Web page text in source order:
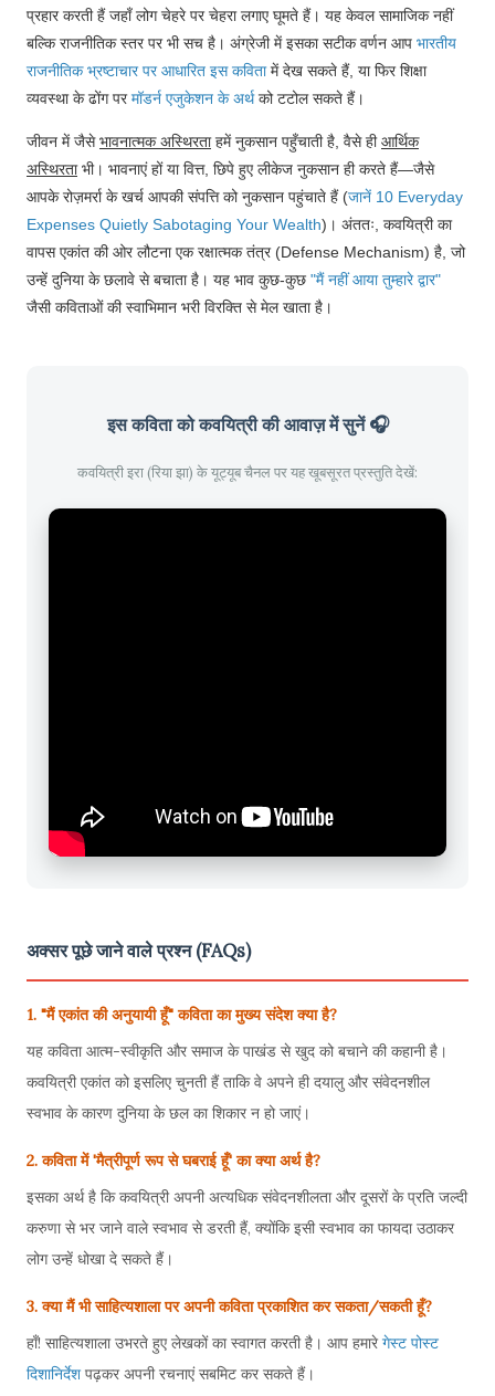
प्रहार करती हैं जहाँ लोग चेहरे पर चेहरा लगाए घूमते हैं। यह केवल सामाजिक नहीं
बल्कि राजनीतिक स्तर पर भी सच है। अंग्रेजी में इसका सटीक वर्णन आप भारतीय
राजनीतिक भ्रष्टाचार पर आधारित इस कवितामें देख सकते हैं, या फिर शिक्षा
व्यवस्था के ढोंग परमॉडर्न एजुकेशन के अर्थको टटोल सकते हैं।
जीवन में जैसेभावनात्मक अस्थिरताहमें नुकसान पहुँचाती है, वैसे हीआर्थिक
अस्थिरताभी। भावनाएं हों या वित्त, छिपे हुए लीकेज नुकसान ही करते हैं—जैसे
आपके रोज़मर्रा के खर्च आपकी संपत्ति को नुकसान पहुंचाते हैं (जानें 10 Everyday
Expenses Quietly Sabotaging Your Wealth)। अंततः, कवयित्री का
वापस एकांत की ओर लौटना एक रक्षात्मक तंत्र (Defense Mechanism) है, जो
उन्हें दुनिया के छलावे से बचाता है। यह भाव कुछ-कुछ "मैं नहीं आया तुम्हारे द्वार"
जैसी कविताओं की स्वाभिमान भरी विरक्ति से मेल खाता है।
इस कविता को कवयित्री की आवाज़ में सुनें 🎧
कवयित्री इरा (रिया झा) के यूट्यूब चैनल पर यह खूबसूरत प्रस्तुति देखें:
अक्सर पूछे जाने वाले प्रश्न (FAQs)
1. "मैं एकांत की अनुयायी हूँ" कविता का मुख्य संदेश क्या है?
यह कविता आत्म-स्वीकृति और समाज के पाखंड से खुद को बचाने की कहानी है।
कवयित्री एकांत को इसलिए चुनती हैं ताकि वे अपने ही दयालु और संवेदनशील
स्वभाव के कारण दुनिया के छल का शिकार न हो जाएं।
2. कविता में 'मैत्रीपूर्ण रूप से घबराई हूँ' का क्या अर्थ है?
इसका अर्थ है कि कवयित्री अपनी अत्यधिक संवेदनशीलता और दूसरों के प्रति जल्दी
करुणा से भर जाने वाले स्वभाव से डरती हैं, क्योंकि इसी स्वभाव का फायदा उठाकर
लोग उन्हें धोखा दे सकते हैं।
3. क्या मैं भी साहित्यशाला पर अपनी कविता प्रकाशित कर सकता/सकती हूँ?
हाँ! साहित्यशाला उभरते हुए लेखकों का स्वागत करती है। आप हमारे गेस्ट पोस्ट
दिशानिर्देश पढ़कर अपनी रचनाएं सबमिट कर सकते हैं।